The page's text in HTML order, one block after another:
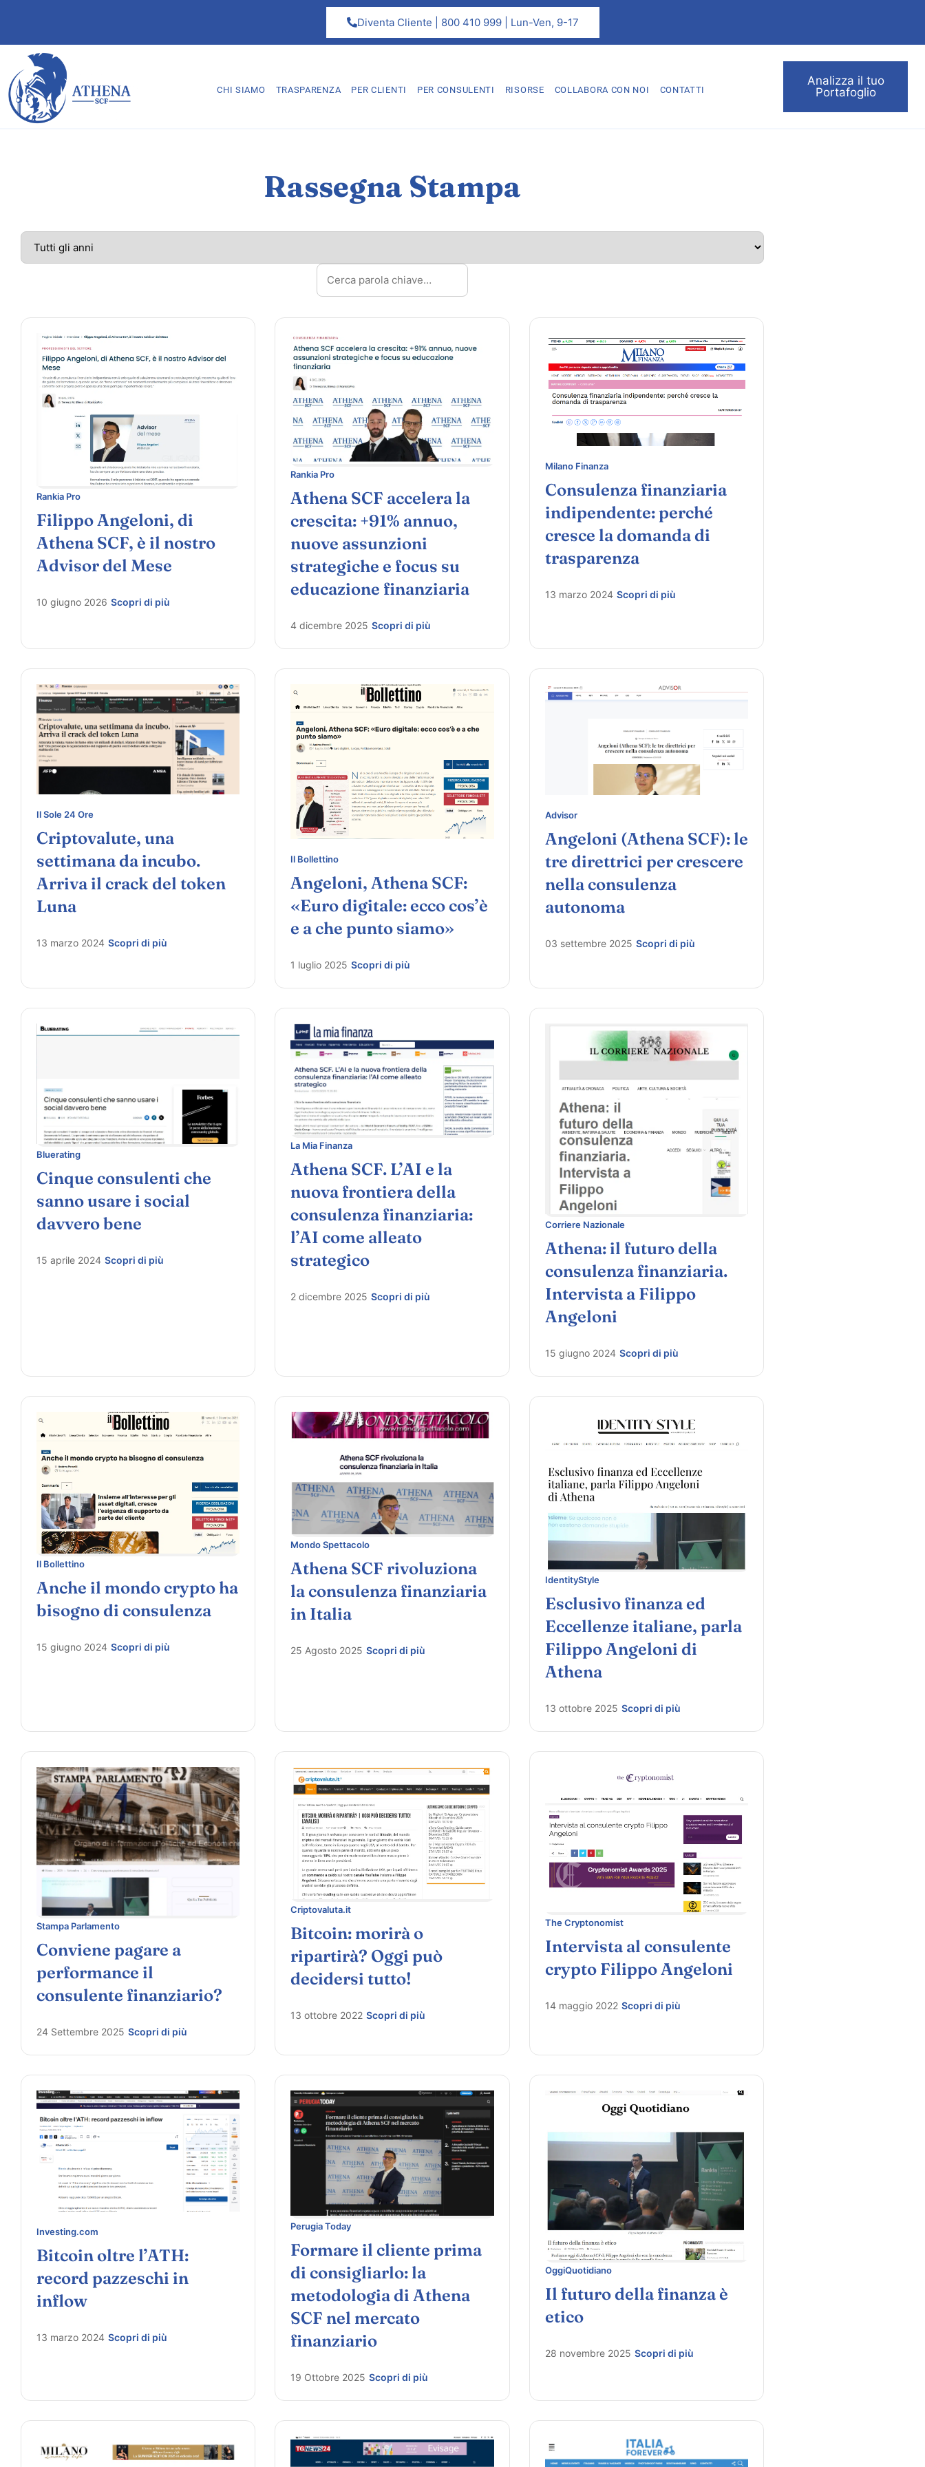
Diventa Cliente | 800 410 999 | Lun-Ven, 9-17
CHI SIAMO TRASPARENZA PER CLIENTI PER CONSULENTI RISORSE COLLABORA CON NOI CONTATTI
Analizza il tuo
Portafoglio
Rassegna Stampa
Rankia Pro
Filippo Angeloni, di
Athena SCF, è il nostro
Advisor del Mese
10 giugno 2026 Scopri di più
Rankia Pro
Athena SCF accelera la
crescita: +91% annuo,
nuove assunzioni
strategiche e focus su
educazione finanziaria
4 dicembre 2025 Scopri di più
Milano Finanza
Consulenza finanziaria
indipendente: perché
cresce la domanda di
trasparenza
13 marzo 2024 Scopri di più
Il Sole 24 Ore
Criptovalute, una
settimana da incubo.
Arriva il crack del token
Luna
13 marzo 2024 Scopri di più
Il Bollettino
Angeloni, Athena SCF:
«Euro digitale: ecco cos’è
e a che punto siamo»
1 luglio 2025 Scopri di più
Advisor
Angeloni (Athena SCF): le
tre direttrici per crescere
nella consulenza
autonoma
03 settembre 2025 Scopri di più
Bluerating
Cinque consulenti che
sanno usare i social
davvero bene
15 aprile 2024 Scopri di più
La Mia Finanza
Athena SCF. L’AI e la
nuova frontiera della
consulenza finanziaria:
l’AI come alleato
strategico
2 dicembre 2025 Scopri di più
Corriere Nazionale
Athena: il futuro della
consulenza finanziaria.
Intervista a Filippo
Angeloni
15 giugno 2024 Scopri di più
Il Bollettino
Anche il mondo crypto ha
bisogno di consulenza
15 giugno 2024 Scopri di più
Mondo Spettacolo
Athena SCF rivoluziona
la consulenza finanziaria
in Italia
25 Agosto 2025 Scopri di più
IdentityStyle
Esclusivo finanza ed
Eccellenze italiane, parla
Filippo Angeloni di
Athena
13 ottobre 2025 Scopri di più
Stampa Parlamento
Conviene pagare a
performance il
consulente finanziario?
24 Settembre 2025 Scopri di più
Criptovaluta.it
Bitcoin: morirà o
ripartirà? Oggi può
decidersi tutto!
13 ottobre 2022 Scopri di più
The Cryptonomist
Intervista al consulente
crypto Filippo Angeloni
14 maggio 2022 Scopri di più
Investing.com
Bitcoin oltre l’ATH:
record pazzeschi in
inflow
13 marzo 2024 Scopri di più
Perugia Today
Formare il cliente prima
di consigliarlo: la
metodologia di Athena
SCF nel mercato
finanziario
19 Ottobre 2025 Scopri di più
OggiQuotidiano
Il futuro della finanza è
etico
28 novembre 2025 Scopri di più